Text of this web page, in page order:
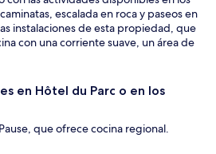
escalada en roca y paseos en
instalaciones de esta propiedad, que
con una corriente suave, un área de
en Hôtel du Parc o en los
que ofrece cocina regional.